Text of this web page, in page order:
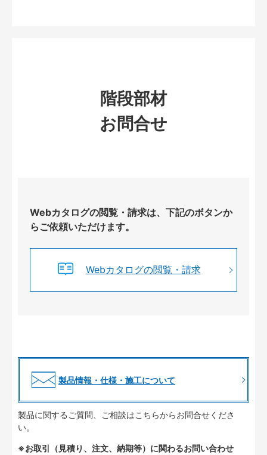
階段部材
お問合せ
Webカタログの閲覧・請求は、下記のボタンか
らご依頼いただけます。
Webカタログの閲覧・請求
製品情報・仕様・施工について
製品に関するご質問、ご相談はこちらからお問合せくださ
い。
※お取引（見積り、注文、納期等）に関わるお問い合わせ